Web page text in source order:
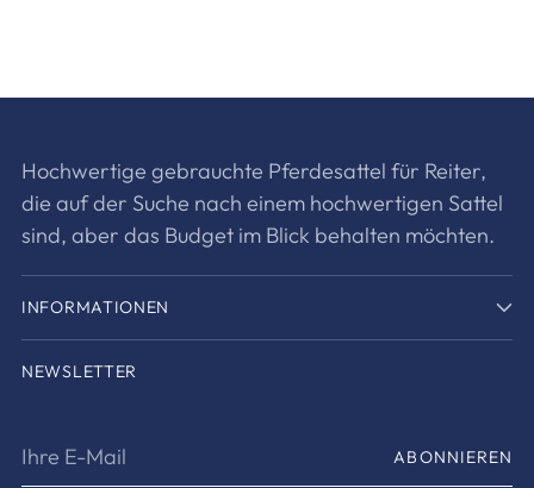
Hochwertige gebrauchte Pferdesattel für Reiter,
die auf der Suche nach einem hochwertigen Sattel
sind, aber das Budget im Blick behalten möchten.
INFORMATIONEN
NEWSLETTER
Ihre
ABONNIEREN